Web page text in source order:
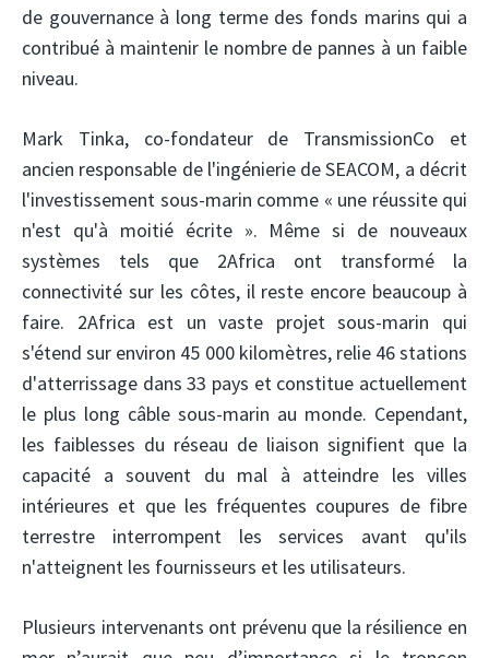
de gouvernance à long terme des fonds marins qui a
contribué à maintenir le nombre de pannes à un faible
niveau.
Mark Tinka, co-fondateur de TransmissionCo et
ancien responsable de l'ingénierie de SEACOM, a décrit
l'investissement sous-marin comme « une réussite qui
n'est qu'à moitié écrite ». Même si de nouveaux
systèmes tels que 2Africa ont transformé la
connectivité sur les côtes, il reste encore beaucoup à
faire. 2Africa est un vaste projet sous-marin qui
s'étend sur environ 45 000 kilomètres, relie 46 stations
d'atterrissage dans 33 pays et constitue actuellement
le plus long câble sous-marin au monde. Cependant,
les faiblesses du réseau de liaison signifient que la
capacité a souvent du mal à atteindre les villes
intérieures et que les fréquentes coupures de fibre
terrestre interrompent les services avant qu'ils
n'atteignent les fournisseurs et les utilisateurs.
Plusieurs intervenants ont prévenu que la résilience en